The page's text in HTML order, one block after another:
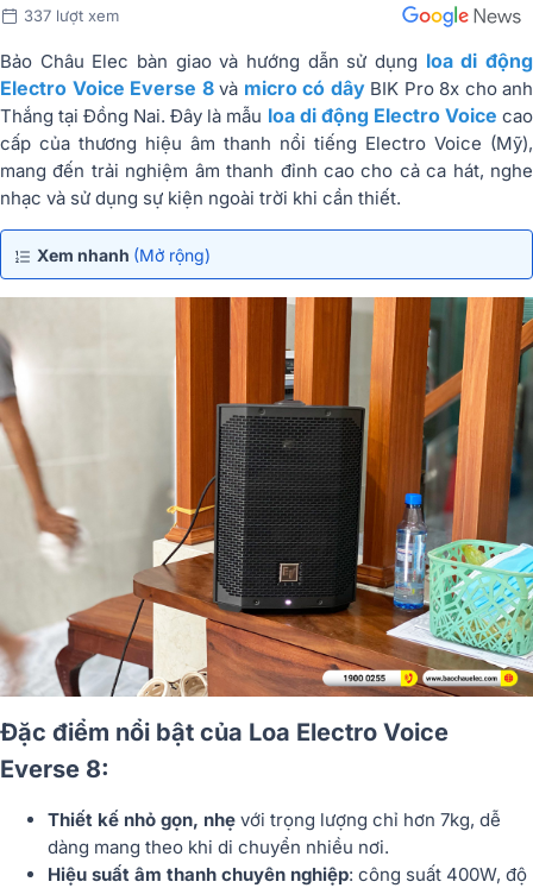
337 lượt xem
Bảo Châu Elec bàn giao và hướng dẫn sử dụng loa di động
Electro Voice Everse 8và micro có dâyBIK Pro 8x cho anh
Thắng tại Đồng Nai. Đây là mẫu loa di động Electro Voice cao
cấp của thương hiệu âm thanh nổi tiếng Electro Voice (Mỹ),
mang đến trải nghiệm âm thanh đỉnh cao cho cả ca hát, nghe
nhạc và sử dụng sự kiện ngoài trời khi cần thiết.
Xem nhanh (Mở rộng)
Đặc điểm nổi bật của Loa Electro Voice
Everse 8:
Thiết kế nhỏ gọn, nhẹ với trọng lượng chỉ hơn 7kg, dễ
dàng mang theo khi di chuyển nhiều nơi.
Hiệu suất âm thanh chuyên nghiệp: công suất 400W, độ